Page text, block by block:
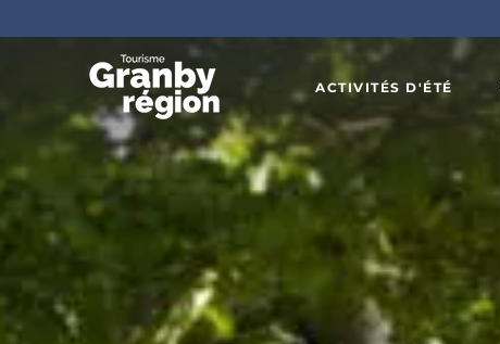
ACTIVITÉS D'ÉTÉ
Familiaux